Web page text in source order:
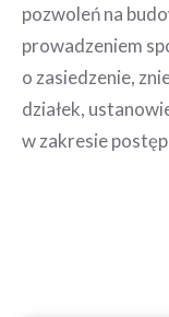
pozwoleń na
prowadzeniem
o zasiedzenie,
działek,
w zakresie